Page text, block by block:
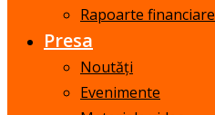
Rapoarte financiare
Presa
Noutăți
Evenimente